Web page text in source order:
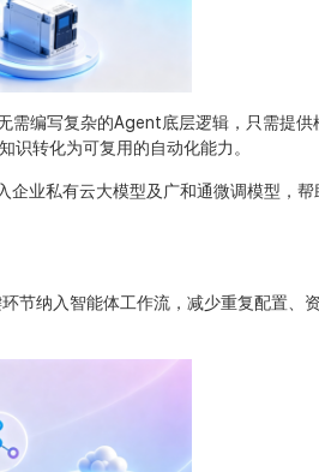
编写复杂的Agent底层逻辑，只需提供
转化为可复用的自动化能力。
业私有云大模型及广和通微调模型，帮
纳入智能体工作流，减少重复配置、